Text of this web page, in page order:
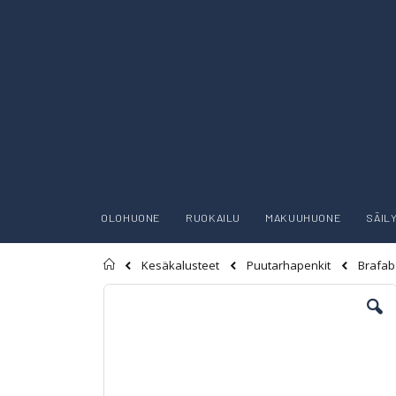
OLOHUONE RUOKAILU MAKUUHUONE
Etusivu
Kesäkalusteet Puutarhapenkit
Skip